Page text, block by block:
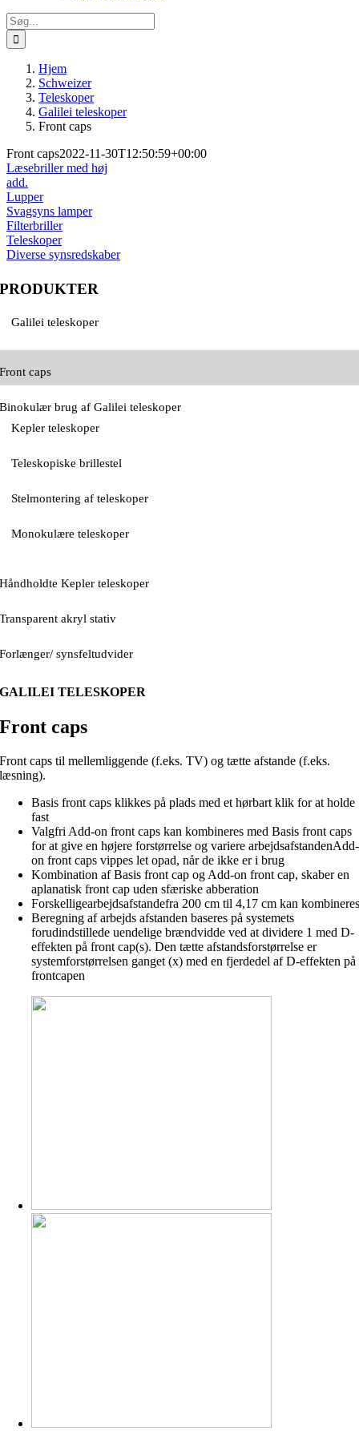
Søg
efter:
Hjem
Schweizer
Teleskoper
Galilei teleskoper
Front caps
Front caps2022-11-30T12:50:59+00:00
Læsebriller med høj
add.
Lupper
Svagsyns lamper
Filterbriller
Teleskoper
Diverse synsredskaber
PRODUKTER
Galilei teleskoper
Front caps
Binokulær brug af Galilei teleskoper
Kepler teleskoper
Teleskopiske brillestel
Stelmontering af teleskoper
Monokulære teleskoper
Håndholdte Kepler teleskoper
Transparent akryl stativ
Forlænger/ synsfeltudvider
GALILEI TELESKOPER
Front caps
Front caps til mellemliggende (f.eks. TV) og tætte afstande (f.eks.
læsning).
Basis front caps klikkes på plads med et hørbart klik for at holde
fast
Valgfri Add-on front caps kan kombineres med Basis front caps
for at give en højere forstørrelse og variere arbejdsafstandenAdd-
on front caps vippes let opad, når de ikke er i brug
Kombination af Basis front cap og Add-on front cap, skaber en
aplanatisk front cap uden sfæriske abberation
Forskelligearbejdsafstandefra 200 cm til 4,17 cm kan
Beregning af arbejds afstanden baseres på systemets
forudindstillede uendelige brændvidde ved at dividere 1 med D-
effekten på front cap(s). Den tætte afstandsforstørrelse er
systemforstørrelsen ganget (x) med en fjerdedel af D-effekten på
frontcapen